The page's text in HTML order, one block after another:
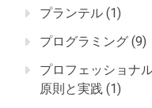
プランテル (1)
プログラミング (9)
プロフェッショナ
原則と実践 (1)